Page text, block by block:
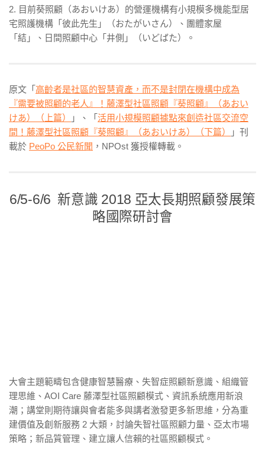
2. 目前葵照顧（あおいけあ）的營運機構有小規模多機能型居
宅照護機構「彼此先生」（おたがいさん）、團體家屋
「結」、日間照顧中心「井側」（いどばた）。
原文「 高齡者是社區的智慧資產，而不是封閉在機構中成為
『需要被照顧的老人』！藤澤型社區照顧『葵照顧』（あおい
けあ）（上篇）
」、「 活用小規模照顧據點來創造社區交流空
間！藤澤型社區照顧『葵照顧』（あおいけあ）（下篇）
」刊
載於 PeoPo 公民新聞 ，NPOst 獲授權轉載。
6/5-6/6 新意識 2018 亞太長期照顧發展策
略國際研討會
大會主題範疇包含健康智慧醫療、失智症照顧新意識、組織管
理思維、AOI Care 藤澤型社區照顧模式、資訊系統應用新浪
潮；講堂則期待讓與會者能多與講者激發更多新思維，分為重
建價值及創新服務 2 大類，討論失智社區照顧力量、亞太市場
策略；新品質管理、建立讓人信賴的社區照顧模式。